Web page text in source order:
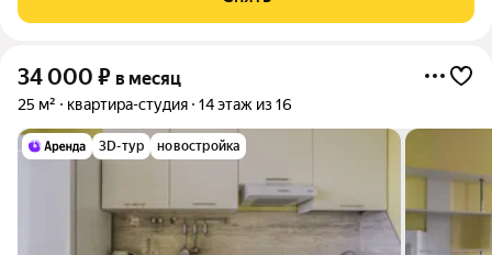
же детально, как
34 000 ₽ в месяц
25 м² квартира-студия 14 этаж из 16
3D-тур новостройка